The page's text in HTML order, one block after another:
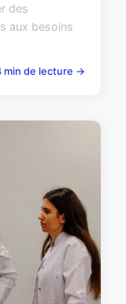
des
aux besoins
min de lecture →